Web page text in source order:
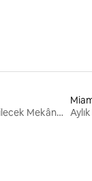
Aylık Kiralanabilecek Mekânlar